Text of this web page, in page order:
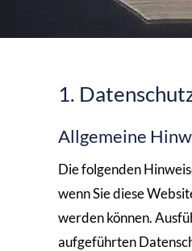
1.
Allgemeine
Die folgenden
wenn Sie diese
werden können.
aufgeführten